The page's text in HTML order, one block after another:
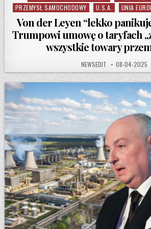
PRZEMYSŁ SAMOCHODOWY
U.S.A. UNIA
Von der Leyen “lekko
Trumpowi umowę o taryfach
wszystkie towary
AUTHOR:
NEWSEDIT PUBLISHED
08-04-2025